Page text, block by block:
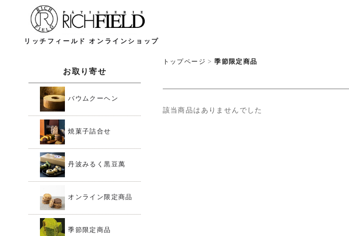
リッチフィールド オンラインショップ
お取り寄せ
バウムクーヘン
焼菓子詰合せ
丹波みるく黒豆萬
オンライン限定商品
季節限定商品
トップページ >季節限定商品
該当商品はありませんでした